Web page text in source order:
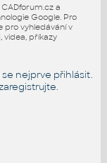
a
Google. Pro
pro vyhledávání v
videa, příkazy
nejprve přihlásit.